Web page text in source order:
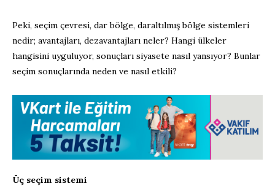
Peki, seçim çevresi, dar bölge, daraltılmış bölge sistemleri
nedir; avantajları, dezavantajları neler? Hangi ülkeler
hangisini uyguluyor, sonuçları siyasete nasıl yansıyor? Bunlar
seçim sonuçlarında neden ve nasıl etkili?
Üç seçim sistemi